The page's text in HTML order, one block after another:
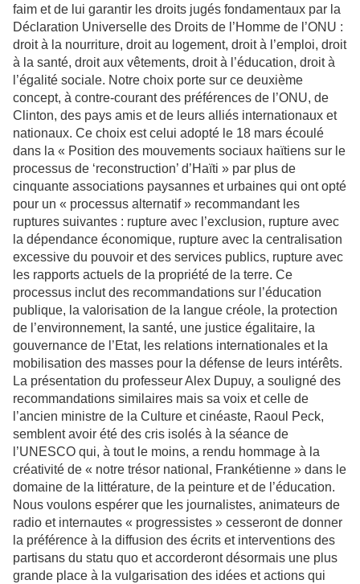
faim et de lui garantir les droits jugés fondamentaux par la
Déclaration Universelle des Droits de l’Homme de l’ONU :
droit à la nourriture, droit au logement, droit à l’emploi, droit
à la santé, droit aux vêtements, droit à l’éducation, droit à
l’égalité sociale. Notre choix porte sur ce deuxième
concept, à contre-courant des préférences de l’ONU, de
Clinton, des pays amis et de leurs alliés internationaux et
nationaux. Ce choix est celui adopté le 18 mars écoulé
dans la « Position des mouvements sociaux haïtiens sur le
processus de ‘reconstruction’ d’Haïti » par plus de
cinquante associations paysannes et urbaines qui ont opté
pour un « processus alternatif » recommandant les
ruptures suivantes : rupture avec l’exclusion, rupture avec
la dépendance économique, rupture avec la centralisation
excessive du pouvoir et des services publics, rupture avec
les rapports actuels de la propriété de la terre. Ce
processus inclut des recommandations sur l’éducation
publique, la valorisation de la langue créole, la protection
de l’environnement, la santé, une justice égalitaire, la
gouvernance de l’Etat, les relations internationales et la
mobilisation des masses pour la défense de leurs intérêts.
La présentation du professeur Alex Dupuy, a souligné des
recommandations similaires mais sa voix et celle de
l’ancien ministre de la Culture et cinéaste, Raoul Peck,
semblent avoir été des cris isolés à la séance de
l’UNESCO qui, à tout le moins, a rendu hommage à la
créativité de « notre trésor national, Frankétienne » dans le
domaine de la littérature, de la peinture et de l’éducation.
Nous voulons espérer que les journalistes, animateurs de
radio et internautes « progressistes » cesseront de donner
la préférence à la diffusion des écrits et interventions des
partisans du statu quo et accorderont désormais une plus
grande place à la vulgarisation des idées et actions qui